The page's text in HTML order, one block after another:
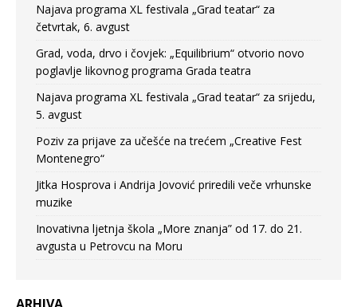
Najava programa XL festivala „Grad teatar“ za
četvrtak, 6. avgust
Grad, voda, drvo i čovjek: „Equilibrium“ otvorio novo
poglavlje likovnog programa Grada teatra
Najava programa XL festivala „Grad teatar“ za srijedu,
5. avgust
Poziv za prijave za učešće na trećem „Creative Fest
Montenegro“
Jitka Hosprova i Andrija Jovović priredili veče vrhunske
muzike
Inovativna ljetnja škola „More znanja” od 17. do 21.
avgusta u Petrovcu na Moru